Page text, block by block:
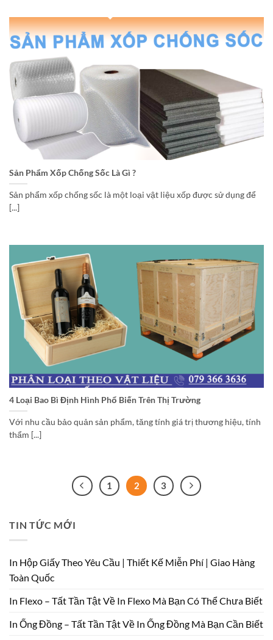
Sản Phẩm Xốp Chống Sốc Là Gì ?
Sản phẩm xốp chống sốc là một loại vật liệu xốp được sử dụng để
[...]
4 Loại Bao Bì Định Hình Phổ Biến Trên Thị Trường
Với nhu cầu bảo quản sản phẩm, tăng tính giá trị thương hiệu, tính
thẩm [...]
1 2 3
TIN TỨC MỚI
In Hộp Giấy Theo Yêu Cầu | Thiết Kế Miễn Phí | Giao Hàng
Toàn Quốc
In Flexo – Tất Tần Tật Về In Flexo Mà Bạn Có Thể Chưa Biết
In Ống Đồng – Tất Tần Tật Về In Ống Đồng Mà Bạn Cần Biết